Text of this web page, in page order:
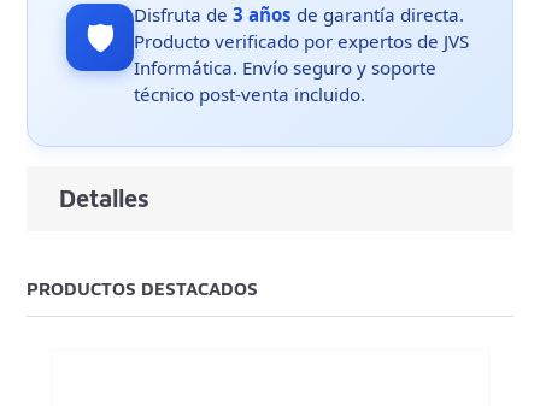
🛡️ Disfruta de3 años de garantía directa.
Producto verificado por expertos de JVS
Informática. Envío seguro y soporte
técnico post-venta incluido.
Detalles
PRODUCTOS DESTACADOS